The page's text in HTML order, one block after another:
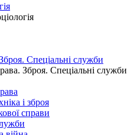
Спеціальні служби
Зброя. Спеціальні служби
і зброя
справи